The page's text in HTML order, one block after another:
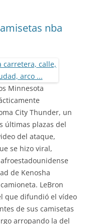
nba
Minnesota
City Thunder, un
últimas plazas del
del ataque,
se hizo viral,
de Kenosha
LeBron
que difundió el vídeo
de sus camisetas
arropando la del